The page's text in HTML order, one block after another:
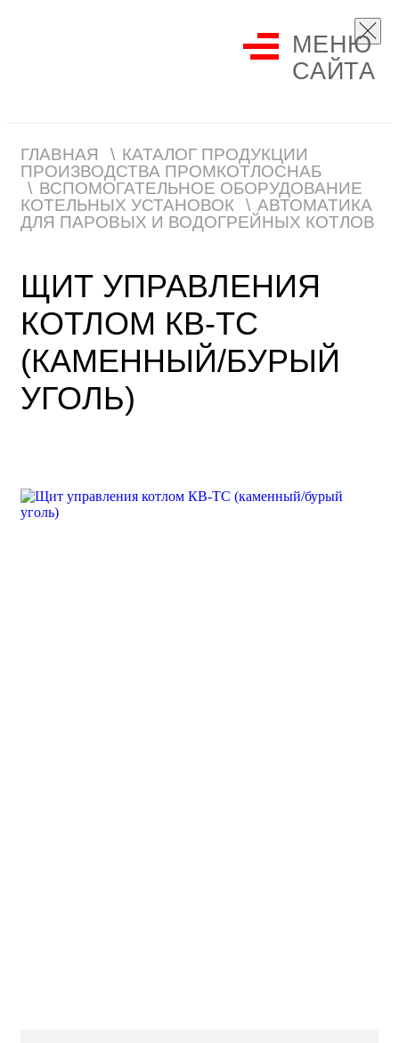
МЕНЮ
САЙТА
ГЛАВНАЯ
КАТАЛОГ ПРОДУКЦИИ
ПРОИЗВОДСТВА ПРОМКОТЛОСНАБ
ВСПОМОГАТЕЛЬНОЕ ОБОРУДОВАНИЕ
КОТЕЛЬНЫХ УСТАНОВОК
АВТОМАТИКА
ДЛЯ ПАРОВЫХ И ВОДОГРЕЙНЫХ КОТЛОВ
ЩИТ УПРАВЛЕНИЯ
КОТЛОМ КВ-ТС
(КАМЕННЫЙ/БУРЫЙ
УГОЛЬ)